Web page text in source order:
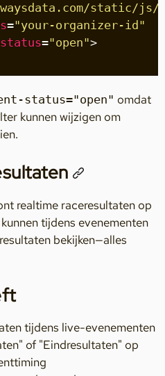
static/js/
="your-organizer-id"
="open">
status="open" omdat
kunnen wijzigen om
realtime raceresultaten op
tijdens evenementen
bekijken—alles
tijdens live-evenementen
of "Eindresultaten" op